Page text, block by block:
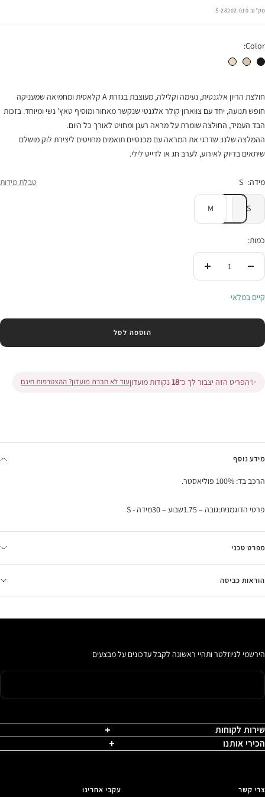
בהנחה
מק"ט: 28202-010-S
Color:
חולצת הריון אליאן שחורחולצת הריון אליאן חומהחולצת הריון אליאן טבעי
חולצת הריון אלגנטית, נעימה וקלילה, מעוצבת בגזרת A קלאסית ומחמיאה שמעניקה
חופש תנועה, יחד עם צווארון קולר אלגנטי שנקשר מאחור ומוסיף טאץ' נשי ומיוחד. בזכות
הבד העמיד, החולצה שומרת על מראה רענן ומחויט לאורך כל היום.
ההמלצה שלנו: שדרגי את המראה עם מכנסיים תואמים מחויטים ליצירת לוק מושלם
שיתאים בדיוק לאירוע, לערב חג או לדייט לילי.
מידה: S טבלת מידות
S
M
כמות:
העלי
קיים במלאי
הוספה לסל
✨הפריט הזה יצבור לך כ־18נקודות מועדוןעוד לא חברת מועדון? ההצטרפות חינם
מידע נוסף
הרכב בד: 100% פוליאסטר.
פרטי הדוגמנית:גובה – 1.75שבוע – 30מידה - S
מפרט טכני
הוראות כביסה
הירשמי לניוזלטר ותהיי ראשונה לקבל עדכונים על מבצעים
שירות לקוחות
הכירי אותנו
צרי קשר עקבי אחרינו